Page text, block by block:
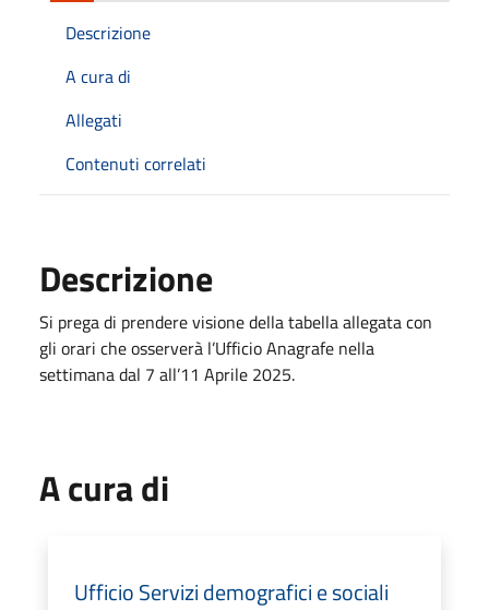
Descrizione
A cura di
Allegati
Contenuti correlati
Descrizione
Si prega di prendere visione della tabella allegata con
gli orari che osserverà l’Ufficio Anagrafe nella
settimana dal 7 all’11 Aprile 2025.
A cura di
Ufficio Servizi demografici e sociali